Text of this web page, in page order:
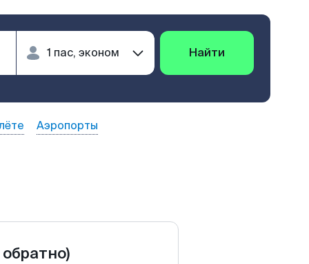
Найти
Аэропорты